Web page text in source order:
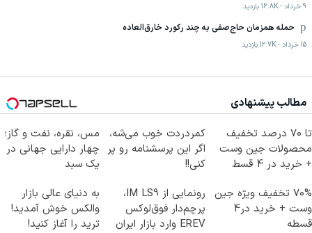
9 خرداد -
16.8K بازدید
حمله همزمان حاج‌صفی به چند رکورد خارق‌العاده
15 خرداد -
12.7K بازدید
مطالب پیشنهادی
تا 70 درصد تخفیف
محصولات جین وست
+ خرید در 4 قسط
کمردردت خوب می‌شه،
اگر این پرسشنامه رو پر
کنی!!
مس، نقره، نفت و گاز؛
چهار دارایی جهانی در
یک سبد
70% تخفیف ویژه جین
وست + خرید در4
قسطه
رونمایی از IM LS9،
پرچم‌دار فوق‌لوکس
EREV وارد بازار ایران
به دنیای عالی بازار
والکس خوش آمدید!
ترید را آغاز کنید!